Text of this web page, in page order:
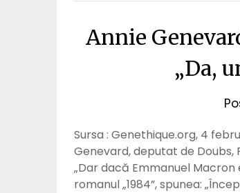
Annie
„Da,
Sursa : Genethique.org, 4
Genevard, deputat de Doubs,
„Dar dacă Emmanuel
romanul „1984”, spunea: